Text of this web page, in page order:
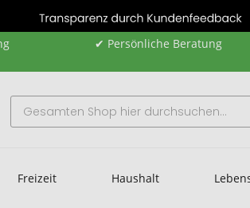
✔ Persönliche Beratung
Freizeit Haushalt